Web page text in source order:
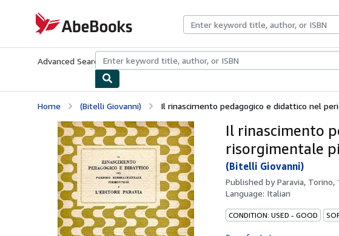
AbeBooks.com
Advanced Search Browse CollectionsRare BooksArt & Collectibles
Home (Bitelli Giovanni) Il rinascimento pedagogico e didattico nel
Il rinascimento
risorgimentale
(Bitelli Giovanni)
Published byParavia, Torino,
Language: Italian
CONDITION: USED - GOOD